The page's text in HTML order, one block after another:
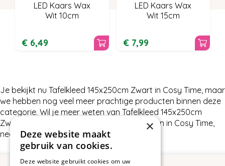
LED Kaars Wax
Wit 10cm
€ 6,49
LED Kaars Wax
Wit 15cm
€ 7,99
Je bekijkt nu Tafelkleed 145x250cm Zwart in Cosy Time, maar
we hebben nog veel meer prachtige producten binnen deze
categorie. Wil je meer weten van Tafelkleed 145x250cm
Zwart of wat wij nog meer te bieden hebben in Cosy Time,
neem dan gerust contact met ons op.
×
Deze website maakt
gebruik van cookies.
Deze website gebruikt cookies om uw